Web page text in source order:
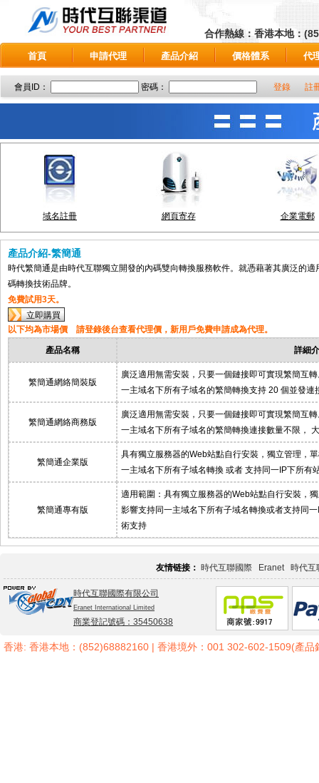
合作熱線：香港本地：
首頁 申請代理 產品介紹 價格體系 代
會員ID： 密碼： 登錄 註
域名註冊 網頁寄存 企業電郵
產品介紹-繁簡通
時代繁簡通是由時代互聯獨立開發的內碼雙向轉換服務軟件。就憑藉著其廣泛的
碼轉換技術品牌。
免費試用3天。
以下均為市場價 請登錄後台查看代理價，新用戶免費申請成為代理。
產品名稱 詳細
繁簡通網絡簡裝版
廣泛適用無需安裝，只要一個鏈接即可實現繁簡互
一主域名下所有子域名的繁簡轉換支持 20 個並發連
繁簡通網絡商務版
廣泛適用無需安裝，只要一個鏈接即可實現繁簡互
一主域名下所有子域名的繁簡轉換連接數量不限，
繁簡通企業版
具有獨立服務器的Web站點自行安裝，獨立管理，
一主域名下所有子域名轉換 或者 支持同一IP下所有
繁簡通專有版
適用範圍：具有獨立服務器的Web站點自行安裝，
影響支持同一主域名下所有子域名轉換或者支持同
術支持
友情链接： 時代互聯國際 Eranet 時代互
時代互聯國際有限公司
Eranet International Limited
商業登記號碼：35450638
香港: 香港本地：(852)68882160 | 香港境外：001 302-602-1509(產品